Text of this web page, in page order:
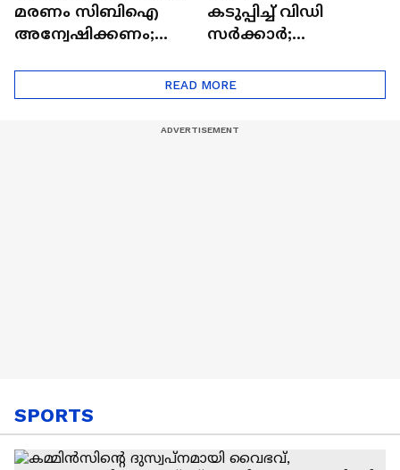
മരണം സിബിഐ
അന്വേഷിക്കണം;
കടുപ്പിച്ച് വിഡി
സർക്കാർ;
സാമ്പത്തിക
സ്രോതസും
READ MORE
SPORTS